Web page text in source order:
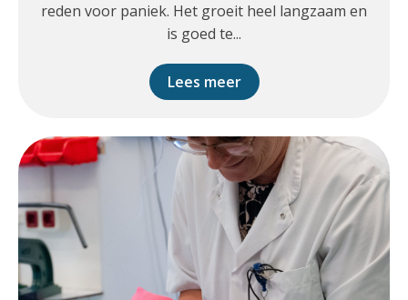
reden voor paniek. Het groeit heel langzaam en
is goed te...
Lees meer